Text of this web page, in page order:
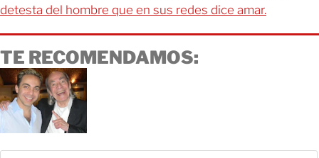
detesta del hombre que en sus redes dice amar.
TE RECOMENDAMOS: